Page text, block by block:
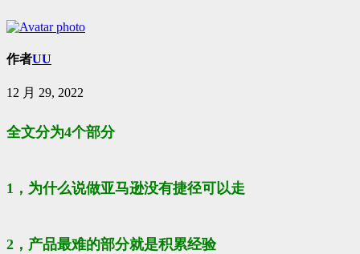
作者UU
12 月 29, 2022
全文分为4个部分
1，为什么说做亚马逊没有捷径可以走
2，产品最难的部分就是积累经验